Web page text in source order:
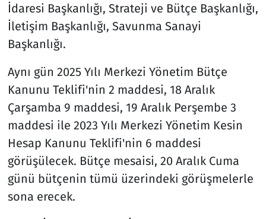
İdaresi Başkanlığı, Strateji ve Bütçe Başkanlığı,
İletişim Başkanlığı, Savunma Sanayi
Başkanlığı.
Aynı gün 2025 Yılı Merkezi Yönetim Bütçe
Kanunu Teklifi'nin 2 maddesi, 18 Aralık
Çarşamba 9 maddesi, 19 Aralık Perşembe 3
maddesi ile 2023 Yılı Merkezi Yönetim Kesin
Hesap Kanunu Teklifi'nin 6 maddesi
görüşülecek. Bütçe mesaisi, 20 Aralık Cuma
günü bütçenin tümü üzerindeki görüşmelerle
sona erecek.